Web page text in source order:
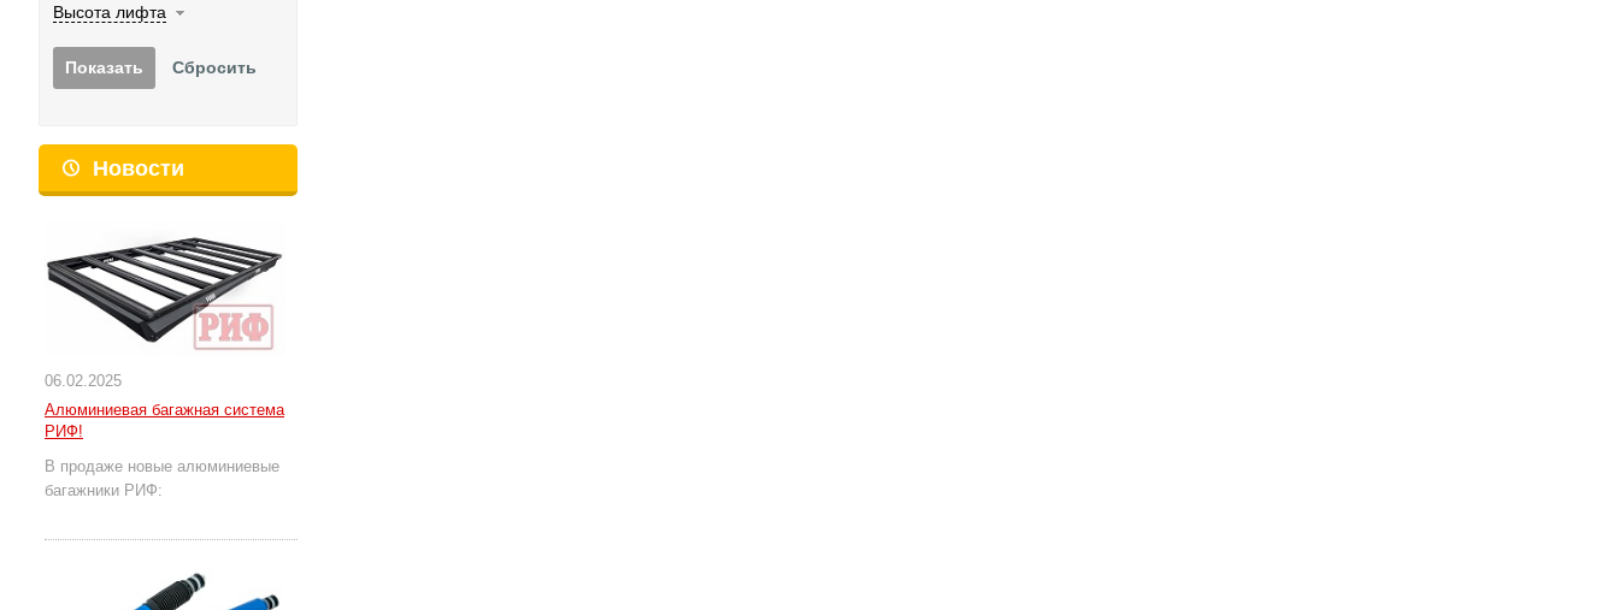
Высота лифта
Новости
06.02.2025
Алюминиевая багажная система
РИФ!
В продаже новые алюминиевые
багажники РИФ: